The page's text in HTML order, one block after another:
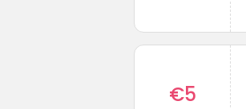
€5